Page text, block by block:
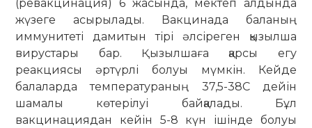
(ревакцинация) 6 жасында, мектеп алдында
жүзеге асырылады. Вакцинада баланың
иммунитеті дамитын тірі әлсіреген қызылша
вирустары бар. Қызылшаға қарсы егу
реакциясы әртүрлі болуы мүмкін. Кейде
балаларда температураның 37,5-38С дейін
шамалы көтерілуі байқалады. Бұл
вакцинациядан кейін 5-8 күн ішінде болуы